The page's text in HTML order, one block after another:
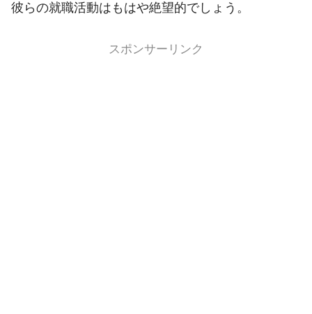
彼らの就職活動はもはや絶望的でしょう。
スポンサーリンク